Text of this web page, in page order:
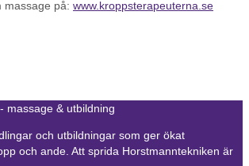
massage på: www.kroppsterapeuterna.se
och utbildningar som ger ökat
och ande. Att sprida Horstmanntekniken är